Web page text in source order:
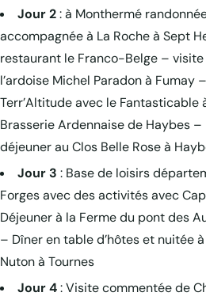
Jour 2: à Monthermé
accompagnée à La Roche à Sept
restaurant le Franco-Belge – visite
l’ardoise Michel Paradon à Fumay
Terr’Altitude avec le Fantasticable
Brasserie Ardennaise de Haybes
déjeuner au Clos Belle Rose à
Jour 3 : Base de loisirs
Forges avec des activités avec
Déjeuner à la Ferme du pont des
– Dîner en table d’hôtes et nuitée
Nuton à Tournes
Jour 4: Visite commentée de